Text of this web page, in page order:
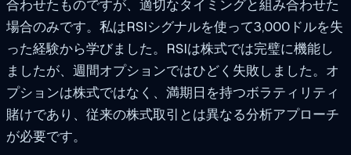
合わせたものですが、適切なタイミングと組み合わせた
場合のみです。私はRSIシグナルを使って3,000ドルを失
った経験から学びました。RSIは株式では完璧に機能し
ましたが、週間オプションではひどく失敗しました。オ
プションは株式ではなく、満期日を持つボラティリティ
賭けであり、従来の株式取引とは異なる分析アプローチ
が必要です。